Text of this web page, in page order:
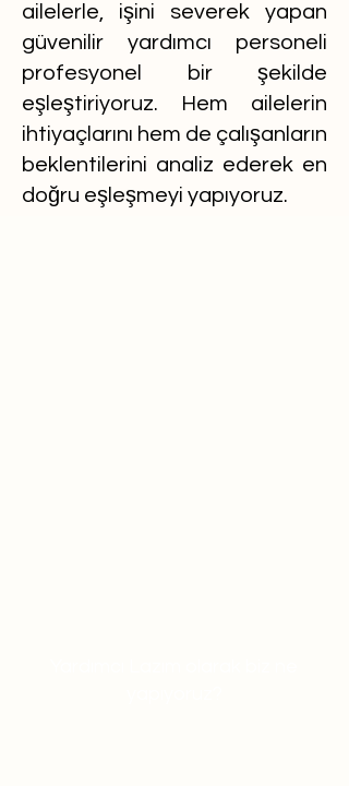
ailelerle, işini severek yapan
güvenilir yardımcı personeli
profesyonel bir şekilde
eşleştiriyoruz. Hem ailelerin
ihtiyaçlarını hem de çalışanların
beklentilerini analiz ederek en
doğru eşleşmeyi yapıyoruz.